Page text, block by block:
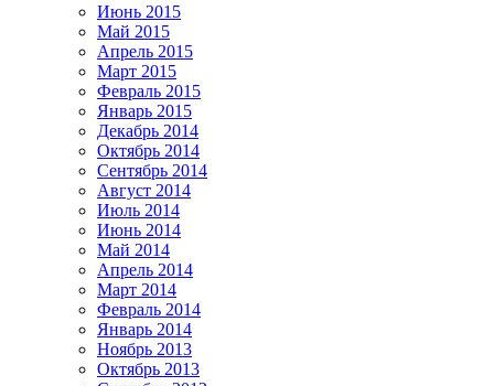
Июнь 2015
Май 2015
Апрель 2015
Март 2015
Февраль 2015
Январь 2015
Декабрь 2014
Октябрь 2014
Сентябрь 2014
Август 2014
Июль 2014
Июнь 2014
Май 2014
Апрель 2014
Март 2014
Февраль 2014
Январь 2014
Ноябрь 2013
Октябрь 2013